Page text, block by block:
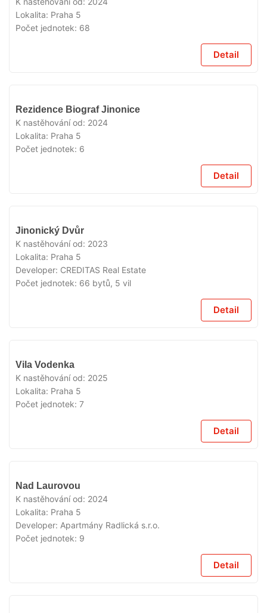
Lokalita: Praha 5
Počet jednotek: 68
Detail
Rezidence Biograf Jinonice
K nastěhování od: 2024
Lokalita: Praha 5
Počet jednotek: 6
Detail
Jinonický Dvůr
K nastěhování od: 2023
Lokalita: Praha 5
Developer: CREDITAS Real Estate
Počet jednotek: 66 bytů, 5 vil
Detail
Vila Vodenka
K nastěhování od: 2025
Lokalita: Praha 5
Počet jednotek: 7
Detail
Nad Laurovou
K nastěhování od: 2024
Lokalita: Praha 5
Developer: Apartmány Radlická s.r.o.
Počet jednotek: 9
Detail